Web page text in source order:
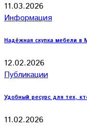
11.03.2026
Информация
Надёжная скупка мебели в
12.02.2026
Публикации
Удобный ресурс для тех,
11.02.2026